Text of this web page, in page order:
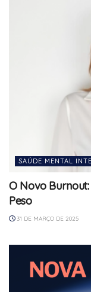
SAÚDE MENTAL
O Novo
Peso
31 DE MARÇO DE 2025